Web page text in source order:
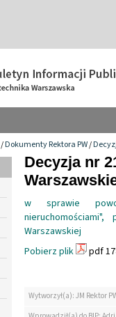
/Dokumenty Rektora PW/
Decyzja nr
w sprawie
Warszawskiej
Pobierz plik
pdf
Wytworzył(a): JM Rektor